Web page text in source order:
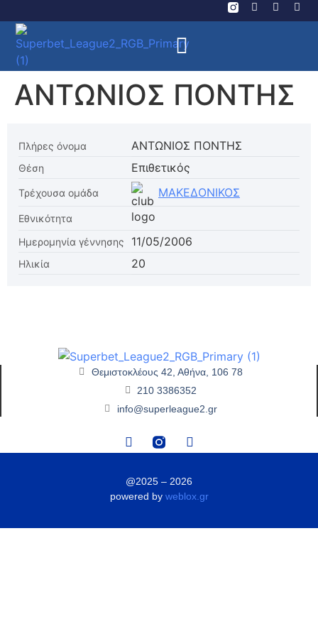
ΑΝΤΩΝΙΟΣ ΠΟΝΤΗΣ
Πλήρες όνομα ΑΝΤΩΝΙΟΣ ΠΟΝΤΗΣ
Θέση Επιθετικός
Τρέχουσα ομάδα ΜΑΚΕΔΟΝΙΚΟΣ
Εθνικότητα
Ημερομηνία γέννησης
11/05/2006
Ηλικία 20
Θεμιστοκλέους 42, Αθήνα, 106 78
210 3386352
info@superleague2.gr
@2025 – 2026
powered by weblox.gr